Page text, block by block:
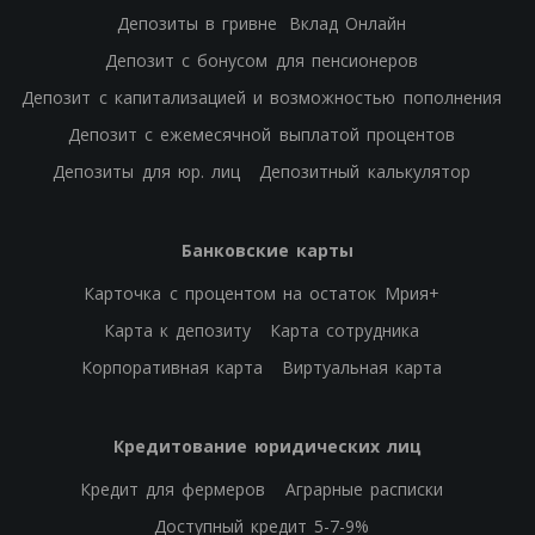
Депозиты в гривне
Вклад Онлайн
Депозит с бонусом для пенсионеров
Депозит с капитализацией и возможностью пополнения
Депозит с ежемесячной выплатой процентов
Депозиты для юр. лиц
Депозитный калькулятор
Банковские карты
Карточка с процентом на остаток Мрия+
Карта к депозиту
Карта сотрудника
Корпоративная карта
Виртуальная карта
Кредитование юридических лиц
Кредит для фермеров
Аграрные расписки
Доступный кредит 5-7-9%